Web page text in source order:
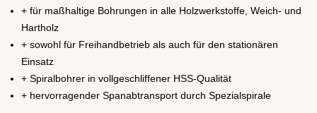
+ für maßhaltige Bohrungen in alle Holzwerkstoffe, Weich- und
Hartholz
+ sowohl für Freihandbetrieb als auch für den stationären
Einsatz
+ Spiralbohrer in vollgeschliffener HSS-Qualität
+ hervorragender Spanabtransport durch Spezialspirale